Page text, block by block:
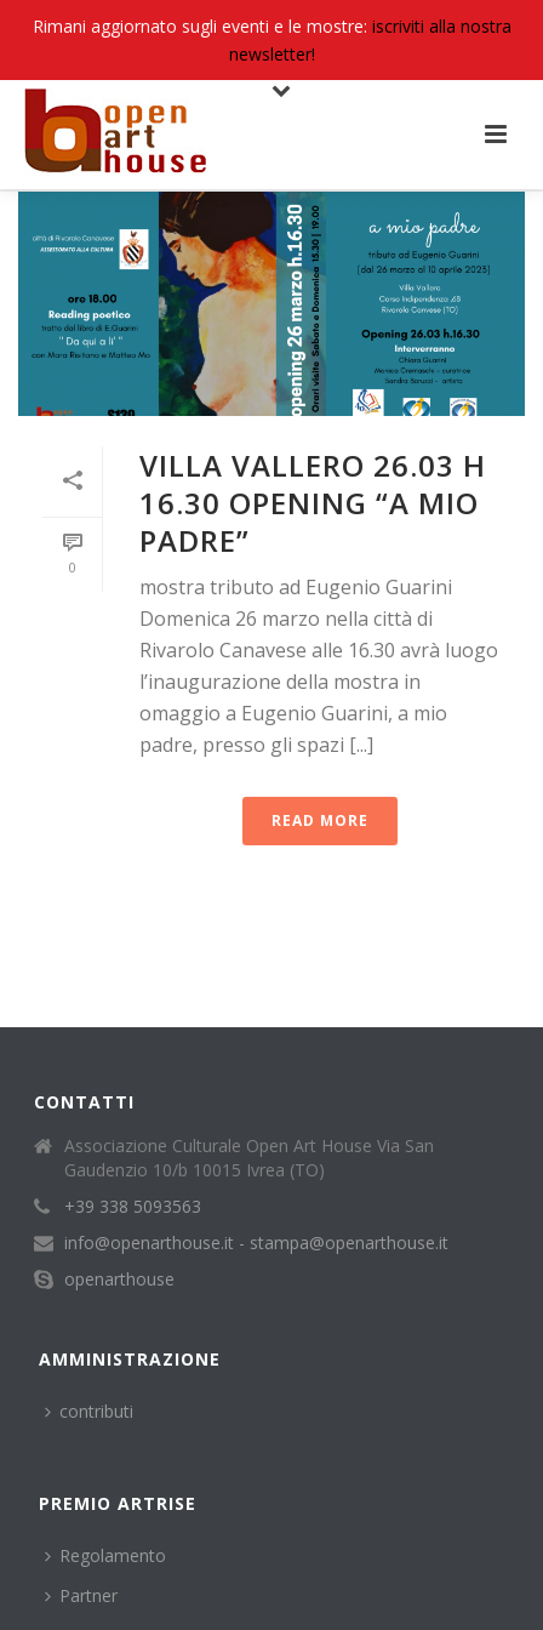
Rimani aggiornato sugli eventi e le mostre: iscriviti alla nostra
newsletter!
0
VILLA VALLERO 26.03 H
16.30 OPENING “A MIO
PADRE”
mostra tributo ad Eugenio Guarini
Domenica 26 marzo nella città di
Rivarolo Canavese alle 16.30 avrà luogo
l’inaugurazione della mostra in
omaggio a Eugenio Guarini, a mio
padre, presso gli spazi [...]
READ MORE
CONTATTI
Associazione Culturale Open Art House Via San
Gaudenzio 10/b 10015 Ivrea (TO)
+39 338 5093563
info@openarthouse.it - stampa@openarthouse.it
openarthouse
AMMINISTRAZIONE
contributi
PREMIO ARTRISE
Regolamento
Partner